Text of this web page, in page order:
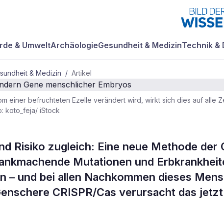
& UmweltArchäologieGesundheit & MedizinTechnik &
& Medizin / Artikel
verändern
einer befruchteten Ezelle verändert wird, wirkt sich dies auf alle
koto_feja/ iStock
Risiko zugleich: Eine neue Methode der
Mutationen und
– und bei allen Nachkommen dieses
CRISPR/Cas verursacht das